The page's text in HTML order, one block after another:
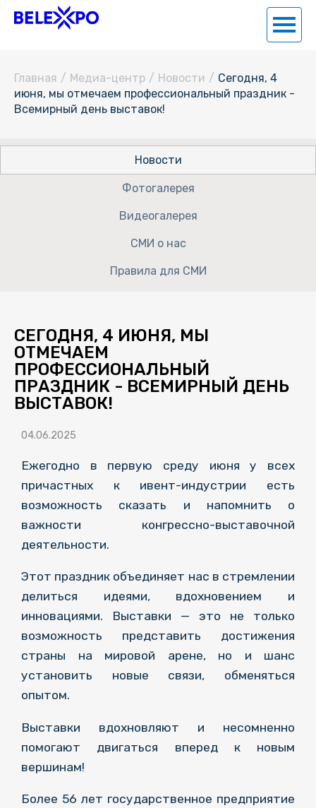
Главная / Медиа-центр / Новости / Сегодня, 4
июня, мы отмечаем профессиональный праздник -
Всемирный день выставок!
Новости
Фотогалерея
Видеогалерея
СМИ о нас
Правила для СМИ
СЕГОДНЯ, 4 ИЮНЯ, МЫ
ОТМЕЧАЕМ
ПРОФЕССИОНАЛЬНЫЙ
ПРАЗДНИК - ВСЕМИРНЫЙ ДЕНЬ
ВЫСТАВОК!
04.06.2025
Ежегодно в первую среду июня у всех
причастных к ивент-индустрии есть
возможность сказать и напомнить о
важности конгрессно-выставочной
деятельности.
Этот праздник объединяет нас в стремлении
делиться идеями, вдохновением и
инновациями. Выставки — это не только
возможность представить достижения
страны на мировой арене, но и шанс
установить новые связи, обменяться
опытом.
Выставки вдохновляют и несомненно
помогают двигаться вперед к новым
вершинам!
Более 56 лет государственное предприятие